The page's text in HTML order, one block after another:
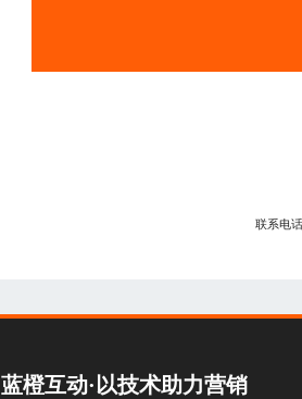
联系电话
蓝橙互动·以技术助力营销